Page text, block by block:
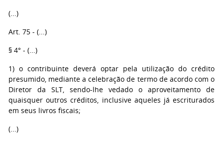
(...)
Art. 75 - (...)
§ 4° - (...)
1) o contribuinte deverá optar pela utilização do crédito
presumido, mediante a celebração de termo de acordo com o
Diretor da SLT, sendo-lhe vedado o aproveitamento de
quaisquer outros créditos, inclusive aqueles já escriturados
em seus livros fiscais;
(...)